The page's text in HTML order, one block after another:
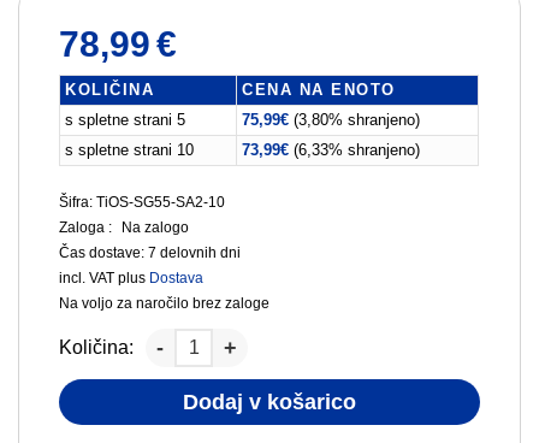
78,99€
KOLIČINA
CENA NA ENOTO
s spletne strani 5
75,99€ (3,80% shranjeno)
s spletne strani 10
73,99€ (6,33% shranjeno)
Šifra: TiOS-SG55-SA2-10
Zaloga :
Na zalogo
Čas dostave:7 delovnih dni
incl. VAT plus Dostava
Na voljo za naročilo brez zaloge
Količina:
Dodaj v košarico